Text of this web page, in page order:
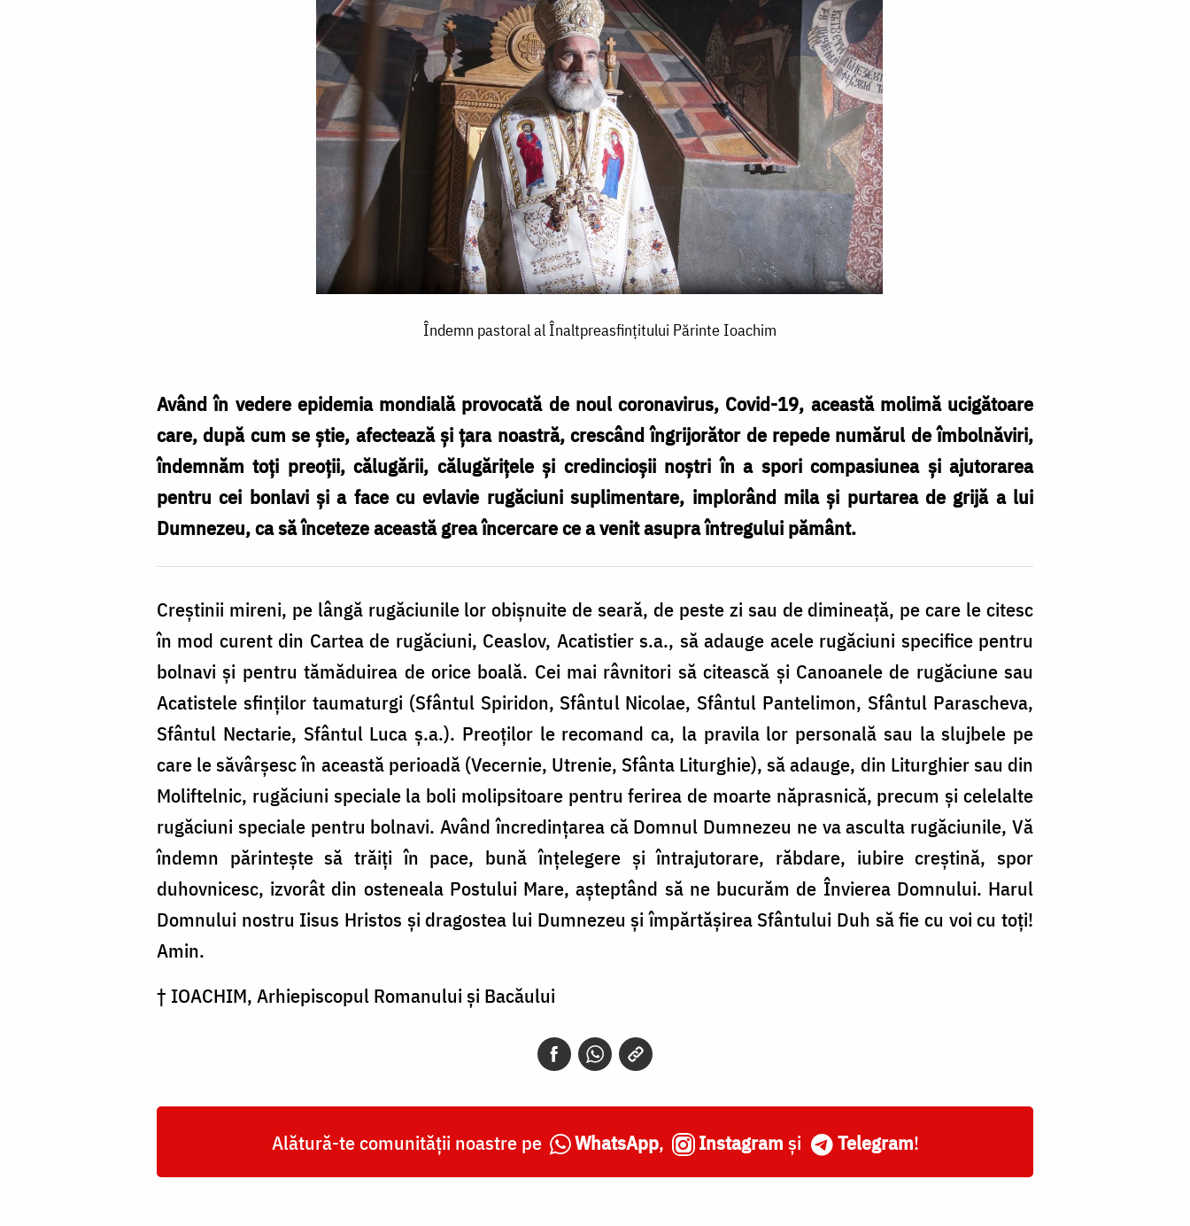
Înaltpreasfinţitului
Îndemn pastoral al Înaltpreasfinţitului Părinte Ioachim
Având în vedere epidemia mondială provocată de noul coronavirus, Covid-19, această molimă ucigătoare
care, după cum se știe, afectează și țara noastră, crescând îngrijorător de repede numărul de îmbolnăviri,
îndemnăm toți preoții, călugării, călugărițele și credincioșii noștri în a spori compasiunea și ajutorarea
pentru cei bonlavi și a face cu evlavie rugăciuni suplimentare, implorând mila și purtarea de grijă a lui
Dumnezeu, ca să înceteze această grea încercare ce a venit asupra întregului pământ.
Creștinii mireni, pe lângă rugăciunile lor obișnuite de seară, de peste zi sau de dimineață, pe care le citesc
în mod curent din Cartea de rugăciuni, Ceaslov, Acatistier s.a., să adauge acele rugăciuni specifice pentru
bolnavi și pentru tămăduirea de orice boală. Cei mai râvnitori să citească și Canoanele de rugăciune sau
Acatistele sfinților taumaturgi (Sfântul Spiridon, Sfântul Nicolae, Sfântul Pantelimon, Sfântul Parascheva,
Sfântul Nectarie, Sfântul Luca ș.a.). Preoților le recomand ca, la pravila lor personală sau la slujbele pe
care le săvârșesc în această perioadă (Vecernie, Utrenie, Sfânta Liturghie), să adauge, din Liturghier sau din
Moliftelnic, rugăciuni speciale la boli molipsitoare pentru ferirea de moarte năprasnică, precum și celelalte
rugăciuni speciale pentru bolnavi. Având încredințarea că Domnul Dumnezeu ne va asculta rugăciunile, Vă
îndemn părintește să trăiți în pace, bună înțelegere și întrajutorare, răbdare, iubire creștină, spor
duhovnicesc, izvorât din osteneala Postului Mare, așteptând să ne bucurăm de Învierea Domnului. Harul
Domnului nostru Iisus Hristos și dragostea lui Dumnezeu și împărtășirea Sfântului Duh să fie cu voi cu toți!
Amin.
† IOACHIM, Arhiepiscopul Romanului și Bacăului
Alătură-te comunității noastre pe WhatsApp, Instagram și Telegram!